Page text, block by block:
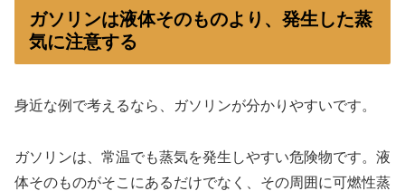
ガソリンは液体そのものより、発生した蒸
気に注意する
身近な例で考えるなら、ガソリンが分かりやすいです。
ガソリンは、常温でも蒸気を発生しやすい危険物です。液
体そのものがそこにあるだけでなく、その周囲に可燃性蒸